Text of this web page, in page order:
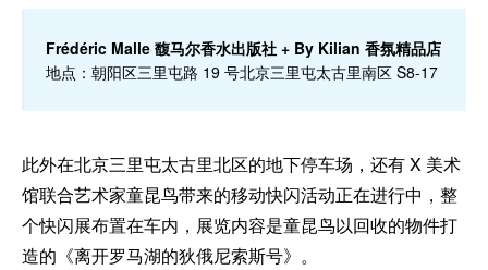
Frédéric Malle 馥马尔香水出版社 + By Kilian 香氛精品店
地点：朝阳区三里屯路 19 号北京三里屯太古里南区 S8-17
此外在北京三里屯太古里北区的地下停车场，还有 X 美术
馆联合艺术家童昆鸟带来的移动快闪活动正在进行中，整
个快闪展布置在车内，展览内容是童昆鸟以回收的物件打
造的《离开罗马湖的狄俄尼索斯号》。